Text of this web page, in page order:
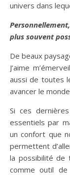
univers dans
plus souvent
De beaux
J’aime
aussi de toutes
avancer le
Si ces
essentiels par
un confort que
permettent
la possibilité de
comme outil